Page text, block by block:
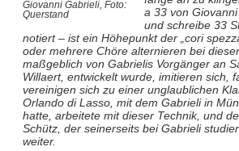
Giovanni Gabrieli, Foto:
Querstand
a 33von
und schreibe 33
notiert – ist ein Höhepunkt der „cori
oder mehrere Chöre alternieren bei
maßgeblich von Gabrielis Vorgänger an
Willaert, entwickelt wurde, imitieren sich,
vereinigen sich zu einer unglaublichen
Orlando di Lasso, mit dem Gabrieli in
hatte, arbeitete mit dieser Technik, und
Schütz, der seinerseits bei Gabrieli
weiter.